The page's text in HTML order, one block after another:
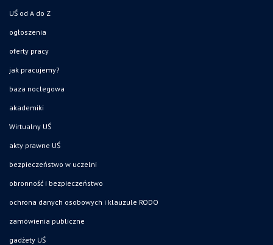
UŚ od A do Z
ogłoszenia
oferty pracy
jak pracujemy?
baza noclegowa
akademiki
Wirtualny UŚ
akty prawne UŚ
bezpieczeństwo w uczelni
obronność i bezpieczeństwo
ochrona danych osobowych i klauzule RODO
zamówienia publiczne
gadżety UŚ